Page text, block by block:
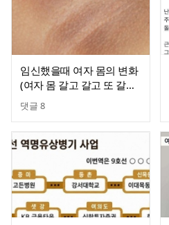
임신했을때 여자 몸의 변화
(여자 몸 갈고 갈고 또 갈아
하는 임신)
댓글 8